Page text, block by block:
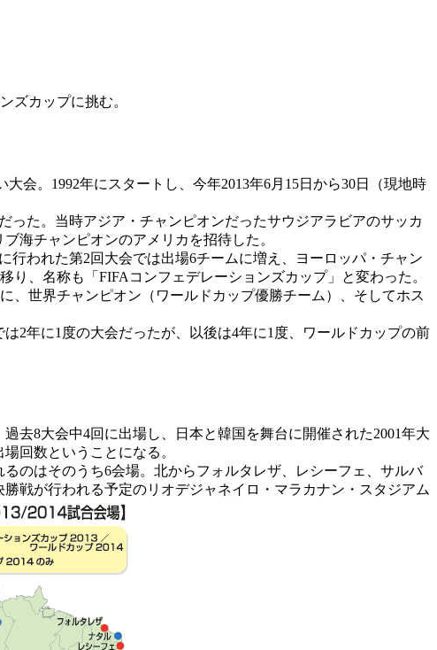
ズカップに挑む。
会。1992年にスタートし、今年2013年6月15日から30日（現地時
た。当時アジア・チャンピオンだったサウジアラビアのサッカ
海チャンピオンのアメリカを招待した。
われた第2回大会では出場6チームに増え、ヨーロッパ・チャン
、名称も「FIFAコンフェデレーションズカップ」と変わった。
、世界チャンピオン（ワールドカップ優勝チーム）、そしてホス
2年に1度の大会だったが、以後は4年に1度、ワールドカップの前
去8大会中4回に出場し、日本と韓国を舞台に開催された2001年大
回数ということになる。
のはそのうち6会場。北からフォルタレザ、レシーフェ、サルバ
戦が行われる予定のリオデジャネイロ・マラカナン・スタジアム